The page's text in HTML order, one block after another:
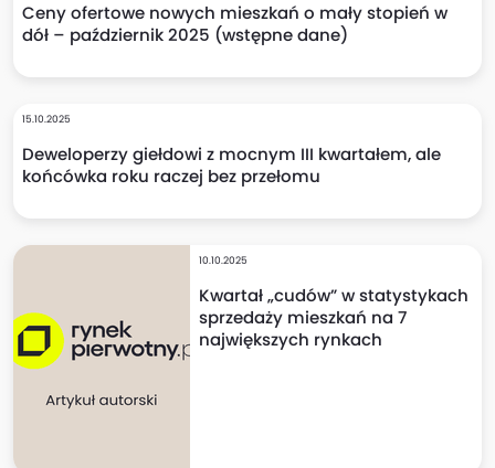
Ceny ofertowe nowych mieszkań o mały stopień w
dół – październik 2025 (wstępne dane)
15.10.2025
Deweloperzy giełdowi z mocnym III kwartałem, ale
końcówka roku raczej bez przełomu
10.10.2025
Kwartał „cudów” w statystykach
sprzedaży mieszkań na 7
największych rynkach